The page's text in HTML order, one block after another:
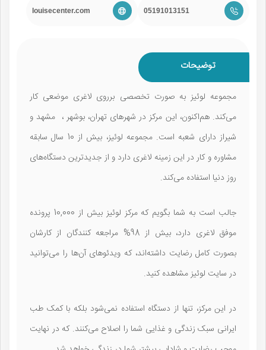
05191013151
louisecenter.com
توضیحات
مجموعه لوئیز به صورت تخصصی برروی لاغری موضعی کار
می‌کند. هم‌اکنون، این مرکز در شهرهای تهران، بوشهر ، مشهد و
شیراز دارای شعبه است. مجموعه لوئیز، بیش از 10 سال سابقه
مشاوره و کار در این زمینه لاغری دارد و از جدیدترین دستگاه‌های
روز دنیا استفاده می‌کند.
جالب است به شما بگویم که مرکز لوئیز بیش از 10,000 پرونده
موفق لاغری دارد، بیش از 98% مراجعه کنندگان از کارشان
بصورت کامل رضایت داشته‌اند، که ویدئوهای آن‌ها را می‌توانید
در سایت لوئیز مشاهده کنید.
در این مرکز، تنها از دستگاه استفاده نمی‌شود بلکه با کمک طب
ایرانی سبک زندگی و غذایی شما را اصلاح می‌کنند. که در نهایت